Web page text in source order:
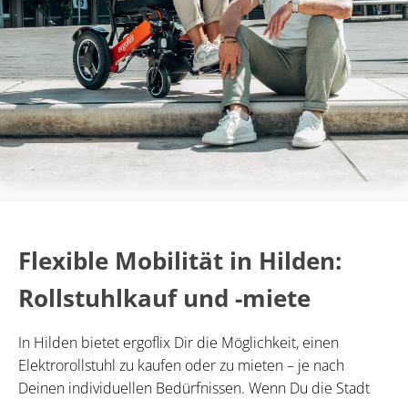
Flexible Mobilität in Hilden:
Rollstuhlkauf und -miete
In Hilden bietet ergoflix Dir die Möglichkeit, einen
Elektrorollstuhl zu kaufen oder zu mieten – je nach
Deinen individuellen Bedürfnissen. Wenn Du die Stadt